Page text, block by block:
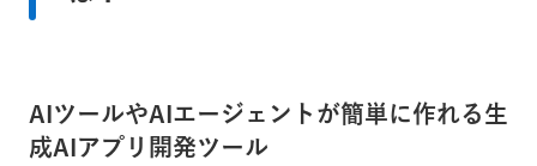
AIツールやAIエージェントが簡単に作れる生
成AIアプリ開発ツール